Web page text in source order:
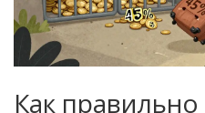
Как правильно